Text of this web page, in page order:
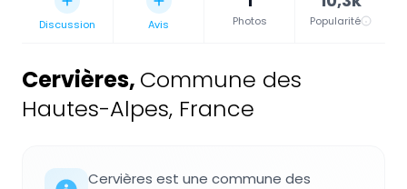
Discussion Avis Photos Popularité
Cervières, Commune des
Hautes-Alpes, France
Cervières est une commune des